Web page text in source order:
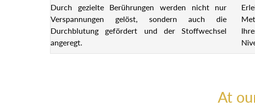
Durch gezielte Berührungen werden nicht nur
Verspannungen gelöst, sondern auch die
Durchblutung gefördert und der Stoffwechsel
angeregt.
At